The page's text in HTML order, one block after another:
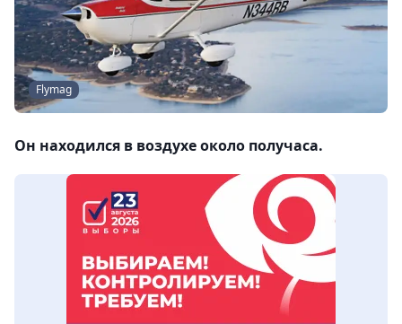
Flymag
Он находился в воздухе около получаса.